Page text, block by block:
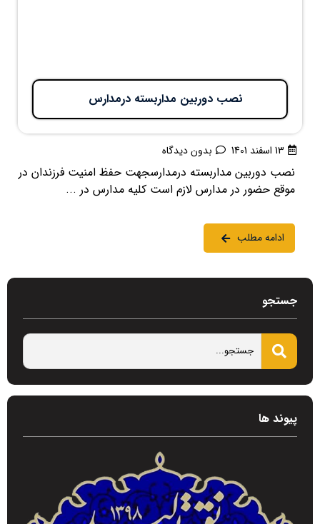
نصب دوربین مداربسته درمدارس
13 اسفند 1401 بدون دیدگاه
نصب دوربین مداربسته درمدارسجهت حفظ امنیت فرزندان در
موقع حضور در مدارس لازم است کلیه مدارس در ...
ادامه مطلب
جستجو
پیوند ها